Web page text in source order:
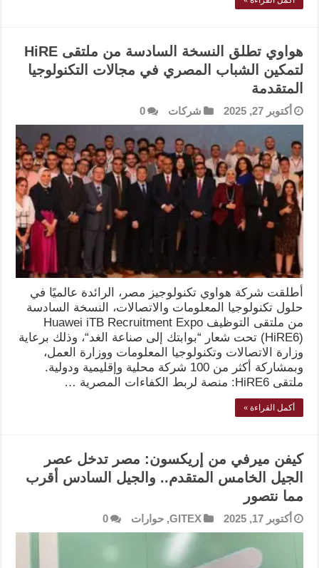
هواوي تطلق النسخة السادسة من ملتقى HiRE
لتمكين الشباب المصري في مجالات التكنولوجيا
المتقدمة
أكتوبر 27, 2025 شركات 0
أطلقت شركة هواوي تكنولوجيز مصر، الرائدة عالميًا في
حلول تكنولوجيا المعلومات والاتصالات، النسخة السادسة
من ملتقى التوظيف Huawei iTB Recruitment Expo
(HiRE6) تحت شعار “بوابتك إلى صناعة الغد“، وذلك برعاية
وزارة الاتصالات وتكنولوجيا المعلومات ووزارة العمل،
وبمشاركة أكثر من 100 شركة محلية وإقليمية ودولية.
ملتقى HiRE6: منصة لربط الكفاءات المصرية …
أكمل القراءة »
كيفن ميرفي من إريكسون: مصر تدخل عصر
الجيل الخامس المتقدم.. والجيل السادس أقرب
مما نتصور
أكتوبر 17, 2025 GITEX
,حوارات 0